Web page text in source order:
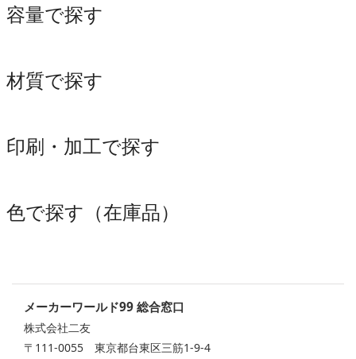
容量で探す
材質で探す
印刷・加工で探す
色で探す（在庫品）
メーカーワールド99 総合窓口
株式会社二友
〒111-0055 東京都台東区三筋1-9-4